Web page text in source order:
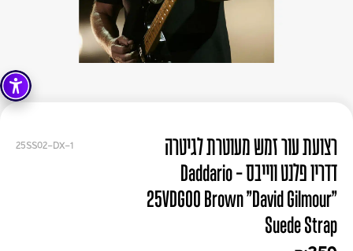
25SS02-DX-1
רצועת עור זמש מעוטרת לגיטרה
דדריו פלנט ווייבס - Daddario
25VDG00 Brown "David Gilmour"
Suede Strap